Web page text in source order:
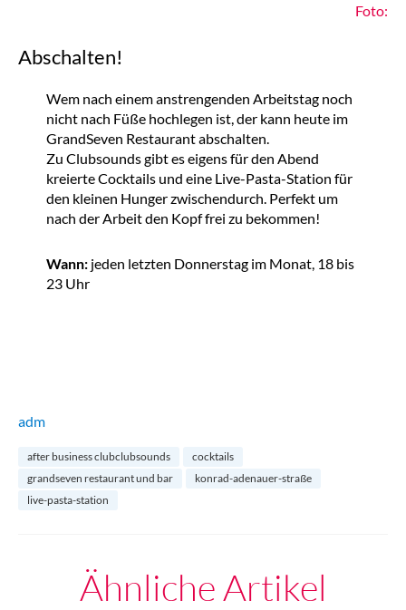
Foto:
Abschalten!
Wem nach einem anstrengenden Arbeitstag noch
nicht nach Füße hochlegen ist, der kann heute im
GrandSeven Restaurant abschalten.
Zu Clubsounds gibt es eigens für den Abend
kreierte Cocktails und eine Live-Pasta-Station für
den kleinen Hunger zwischendurch. Perfekt um
nach der Arbeit den Kopf frei zu bekommen!
Wann: jeden letzten Donnerstag im Monat, 18 bis
23 Uhr
adm
after business clubclubsounds
cocktails
grandseven restaurant und bar
konrad-adenauer-straße
live-pasta-station
Ähnliche Artikel